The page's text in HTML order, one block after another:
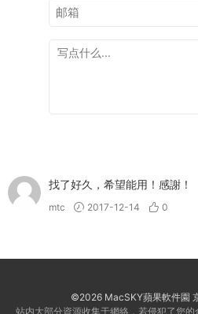
找了好久，希望能用！感謝！
mtc 2017-12-14 0
©2026 MacSKY蘋果軟件園
站内大部分資源收集于網絡，若侵犯了您